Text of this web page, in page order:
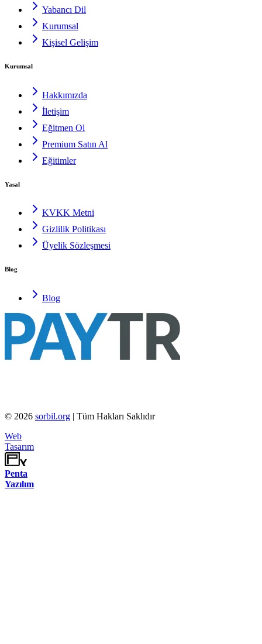
Yabancı Dil
Kurumsal
Kişisel Gelişim
Kurumsal
Hakkımızda
İletişim
Eğitmen Ol
Premium Satın Al
Eğitimler
Yasal
KVKK Metni
Gizlilik Politikası
Üyelik Sözleşmesi
Blog
Blog
© 2026 sorbil.org | Tüm Hakları Saklıdır
Web
Tasarım
Penta
Yazılım